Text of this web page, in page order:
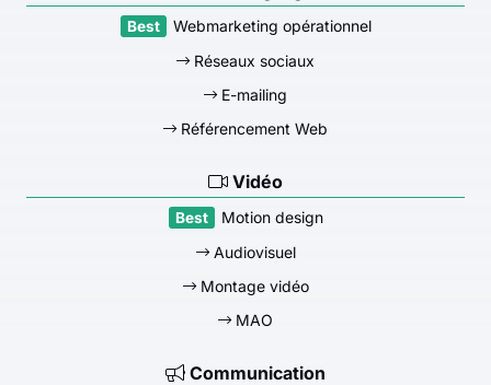
Webmarketing opérationnel
Réseaux sociaux
E-mailing
Référencement Web
Vidéo
Motion design
Audiovisuel
Montage vidéo
MAO
Communication